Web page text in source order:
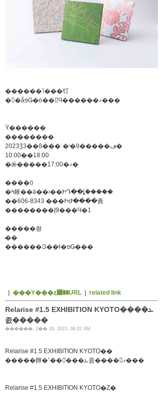
������˥���饤
�󥷥�åפǤ�ȯ��򳫻Ϥ������ޤ���
Ÿ������
��������
2023ǯ3��8���ʿ�ˡ�9�����ڡ�
10:00��18:00
�ǽ�����17:00�ޤ�
����ꢡ
�ߤ䤳��ä��ʵ��ԻԴ��ȴۡ�����
��606-8343 ���ԻԺ����責
��������Į9���Ϥ�1
�����좡
̵��
������Ͽ��ɬ�פǤ���
���Υ���ȥ꡼��URL related link
Relarise #1.5 EXHIBITION KYOTO����ܥ
졼�����
������, 2�� 16, 2023, 08:02 AM
Relarise #1.5 EXHIBITION KYOTO��
�����餫�ߴ��󤬥���ܥ졼����󤷤ޤ���
Relarise #1.5 EXHIBITION KYOTO�Ȥ�